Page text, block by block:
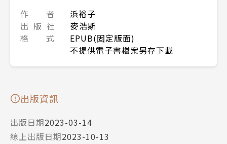
作 者
浜裕子
出 版 社
麥浩斯
格 式
EPUB(固定版面)
不提供電子書檔案另存下載
出版資訊
出版日期2023-03-14
線上出版日期2023-10-13